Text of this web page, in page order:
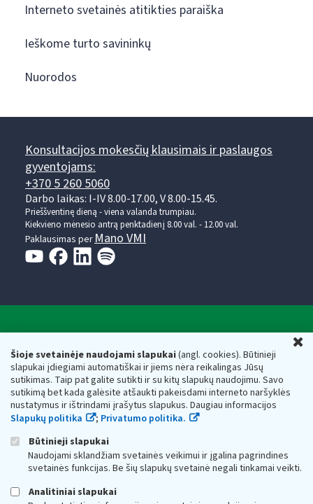
Šioje svetainėje naudojami slapukai(angl. cookies). Būtinieji
slapukai įdiegiami automatiškai ir jiems nėra reikalingas Jūsų
sutikimas. Taip pat galite sutikti ir su kitų slapukų naudojimu. Savo
sutikimą bet kada galėsite atšaukti pakeisdami interneto naršyklės
nustatymus ir ištrindami įrašytus slapukus. Daugiau informacijos
Slapukų politika
; Privatumo politika.
Būtinieji slapukai
Naudojami sklandžiam svetainės veikimui ir įgalina pagrindines
svetainės funkcijas. Be šių slapukų svetainė negali tinkamai veikti.
Analitiniai slapukai
Interneto svetainės atitikties paraiška
Ieškome turto savininkų
Nuorodos
Konsultacijos mokesčių klausimais ir paslaugos
gyventojams:
+370 5 260 5060
Darbo laikas: I-IV 8.00-17.00, V 8.00-15.45.
Prieššventinę dieną - viena valanda trumpiau.
Kiekvieno mėnesio antrą penktadienį 8.00 val. - 12.00 val.
Paklausimas per Mano VMI
Respublikos finansų ministerijos
Biudžetinė įstaiga. Juridinio asmens kodas — 188659752,
adresas: Vasario 16-osios g. 14, 01107 Vilnius, Lietuva, el.paštas:
vmi@vmi.lt, E. pristatymo dėžutės adresas 188659752
Duomenys apie Valstybinę mokesčių inspekciją prie Lietuvos
Respublikos finansų ministerijos kaupiami ir saugomi Juridinių